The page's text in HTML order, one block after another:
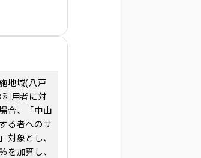
地域(八戸
用者に対
合、「中山
る者へのサ
対象とし、
を加算し、